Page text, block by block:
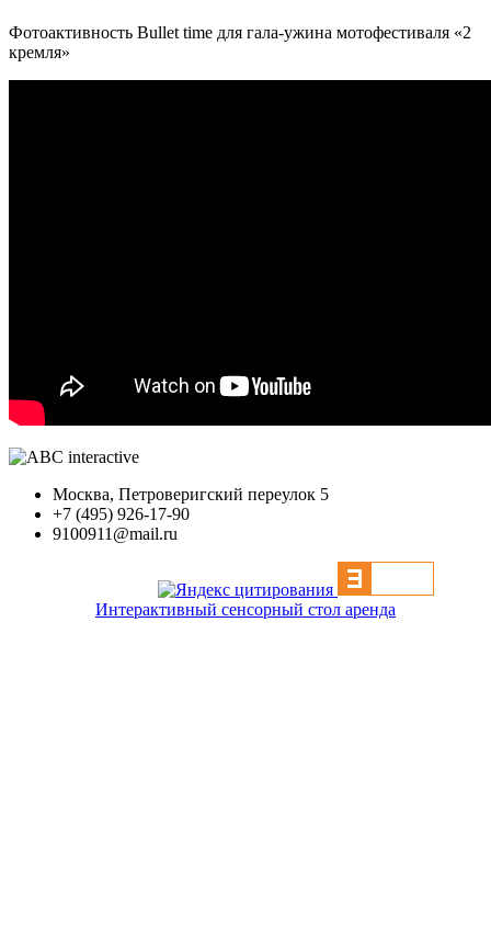
Фотоактивность Bullet time для гала-ужина мотофестиваля «2
кремля»
Москва, Петроверигский переулок 5
+7 (495) 926-17-90
9100911@mail.ru
Интерактивный сенсорный стол аренда